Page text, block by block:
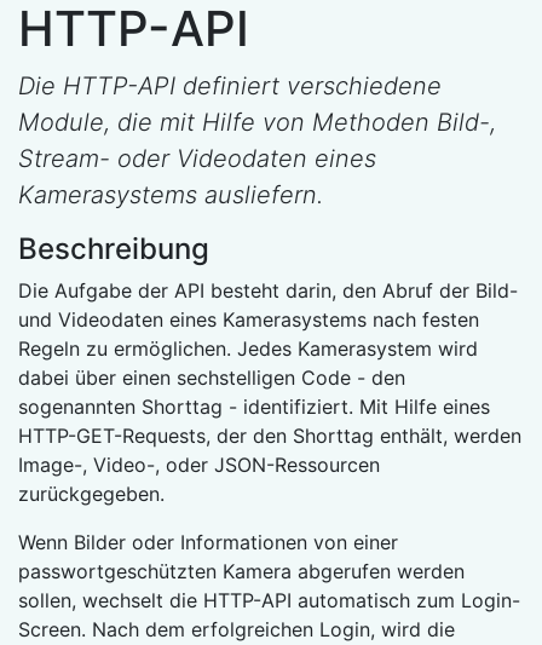
HTTP-API
Die HTTP-API definiert verschiedene
Module, die mit Hilfe von Methoden Bild-,
Stream- oder Videodaten eines
Kamerasystems ausliefern.
Beschreibung
Die Aufgabe der API besteht darin, den Abruf der Bild-
und Videodaten eines Kamerasystems nach festen
Regeln zu ermöglichen. Jedes Kamerasystem wird
dabei über einen sechstelligen Code - den
sogenannten Shorttag - identifiziert. Mit Hilfe eines
HTTP-GET-Requests, der den Shorttag enthält, werden
Image-, Video-, oder JSON-Ressourcen
zurückgegeben.
Wenn Bilder oder Informationen von einer
passwortgeschützten Kamera abgerufen werden
sollen, wechselt die HTTP-API automatisch zum Login-
Screen. Nach dem erfolgreichen Login, wird die